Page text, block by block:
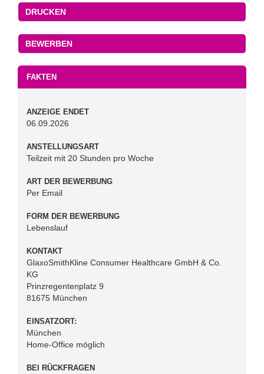
DRUCKEN
FAKTEN
ANZEIGE ENDET
06.09.2026
ANSTELLUNGSART
Teilzeit mit 20 Stunden pro Woche
ART DER BEWERBUNG
Per Email
FORM DER BEWERBUNG
Lebenslauf
KONTAKT
GlaxoSmithKline Consumer Healthcare GmbH & Co.
KG
Prinzregentenplatz 9
81675 München
EINSATZORT:
München
Home-Office möglich
BEI RÜCKFRAGEN